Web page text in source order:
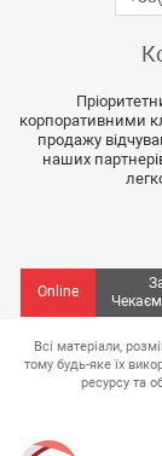
корпоративними
продажу
наших
Online
Всі матеріали,
тому будь-яке їх
ресурсу та